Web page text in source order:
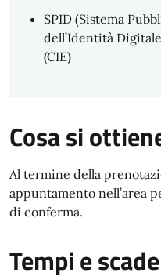
SPID (Sistema
dell’Identità
(CIE)
Cosa si
Al termine della
appuntamento nell’area
di conferma.
Tempi e